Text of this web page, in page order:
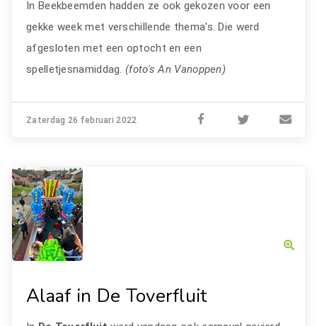
In Beekbeemden hadden ze ook gekozen voor een
gekke week met verschillende thema's. Die werd
afgesloten met een optocht en een
spelletjesnamiddag.(foto's An Vanoppen)
Zaterdag 26 februari 2022
Alaaf in De Toverfluit